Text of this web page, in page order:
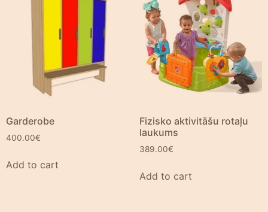
Garderobe
400.00€
Add to cart
Fizisko aktivitāšu rotaļu
laukums
389.00€
Add to cart